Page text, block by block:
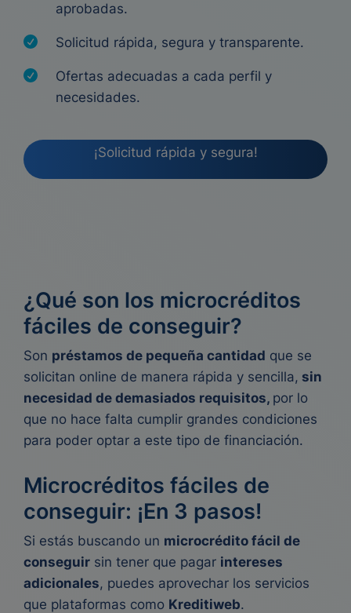
aprobadas.
Solicitud rápida, segura y transparente.
Ofertas adecuadas a cada perfil y
necesidades.
¡Solicitud rápida y segura!
¿Qué son los microcréditos
fáciles de conseguir?
Son préstamos de pequeña cantidad que se
solicitan online de manera rápida y sencilla, sin
necesidad de demasiados requisitos, por lo
que no hace falta cumplir grandes condiciones
para poder optar a este tipo de financiación.
Microcréditos fáciles de
conseguir: ¡En 3 pasos!
Si estás buscando un microcrédito fácil de
conseguir sin tener que pagar intereses
adicionales, puedes aprovechar los servicios
que plataformas como Kreditiweb.